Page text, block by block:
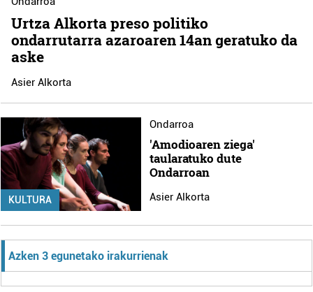
Urtza Alkorta preso politiko
ondarrutarra azaroaren 14an geratuko da
aske
Asier Alkorta
KULTURA
Ondarroa
'Amodioaren ziega'
taularatuko dute
Ondarroan
Asier Alkorta
Azken 3 egunetako irakurrienak